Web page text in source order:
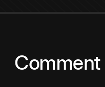
Comment